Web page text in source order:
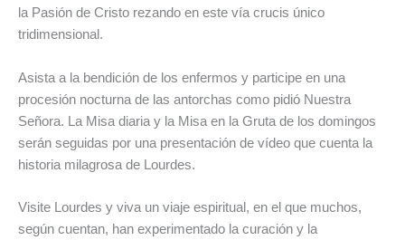
la Pasión de Cristo rezando en este vía crucis único
tridimensional.
Asista a la bendición de los enfermos y participe en una
procesión nocturna de las antorchas como pidió Nuestra
Señora. La Misa diaria y la Misa en la Gruta de los domingos
serán seguidas por una presentación de vídeo que cuenta la
historia milagrosa de Lourdes.
Visite Lourdes y viva un viaje espiritual, en el que muchos,
según cuentan, han experimentado la curación y la